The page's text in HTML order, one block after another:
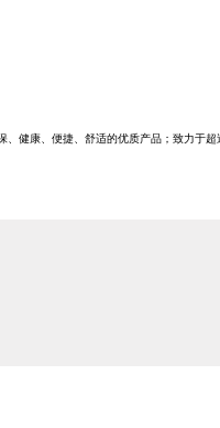
健康、便捷、舒适的优质产品；致力于超